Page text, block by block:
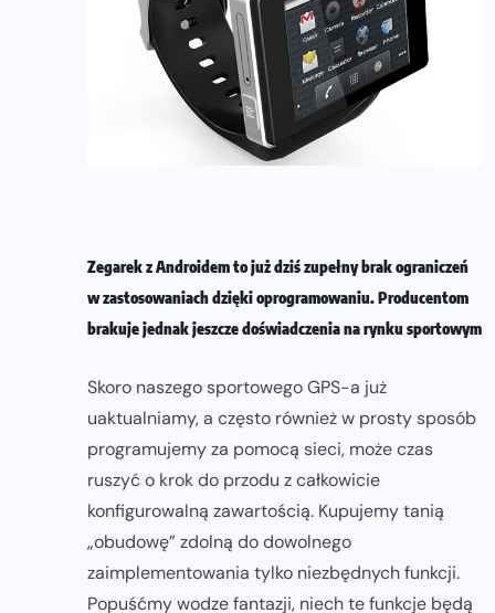
Zegarek z Androidem to już dziś zupełny brak ograniczeń
w zastosowaniach dzięki oprogramowaniu. Producentom
brakuje jednak jeszcze doświadczenia na rynku sportowym
Skoro naszego sportowego GPS-a już
uaktualniamy, a często również w prosty sposób
programujemy za pomocą sieci, może czas
ruszyć o krok do przodu z całkowicie
konfigurowalną zawartością. Kupujemy tanią
„obudowę” zdolną do dowolnego
zaimplementowania tylko niezbędnych funkcji.
Popuśćmy wodze fantazji, niech te funkcje będą